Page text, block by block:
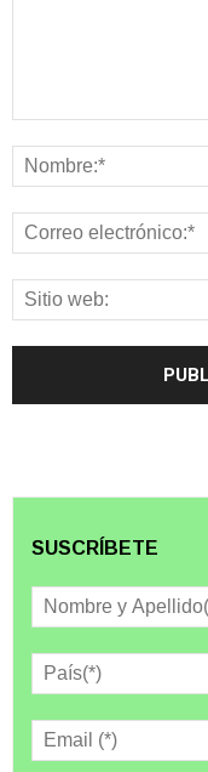
SUSCRÍBETE